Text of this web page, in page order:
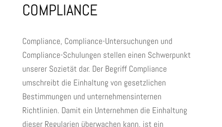
COMPLIANCE
Compliance, Compliance-Untersuchungen und
Compliance-Schulungen stellen einen Schwerpunkt
unserer Sozietät dar. Der Begriff Compliance
umschreibt die Einhaltung von gesetzlichen
Bestimmungen und unternehmensinternen
Richtlinien. Damit ein Unternehmen die Einhaltung
dieser Regularien überwachen kann, ist ein